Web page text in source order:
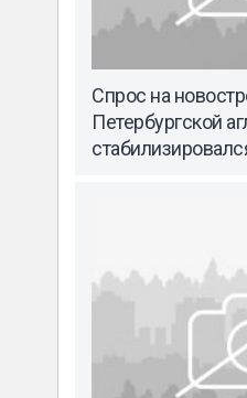
Спрос на
Петербургской